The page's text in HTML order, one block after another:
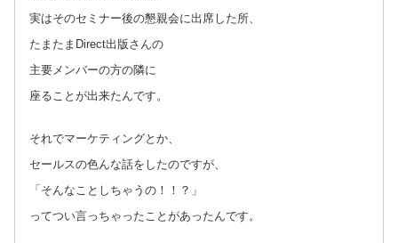
実はそのセミナー後の懇親会に出席した所、
たまたまDirect出版さんの
主要メンバーの方の隣に
座ることが出来たんです。
それでマーケティングとか、
セールスの色んな話をしたのですが、
「そんなことしちゃうの！！？」
ってつい言っちゃったことがあったんです。